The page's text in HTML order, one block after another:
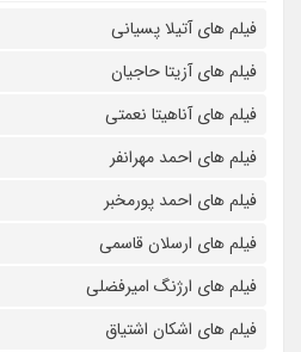
فیلم های آتیلا پسیانی
فیلم های آزیتا حاجیان
فیلم های آناهیتا نعمتی
فیلم های احمد مهرانفر
فیلم های احمد پورمخبر
فیلم های ارسلان قاسمی
فیلم های ارژنگ امیرفضلی
فیلم های اشکان اشتیاق